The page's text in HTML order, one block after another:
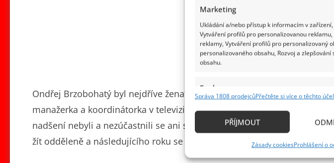
Marketing
Ukládání a/nebo přístup k informacím v
Vytváření profilů pro personalizovanou
reklamy, Vytváření profilů pro personalizovaný
personalizovaného obsahu, Rozvoj a
obsahu.
Funkce
Identifikace zařízení na základě automaticky
základě aktivně požadovaných
Správa 1808 prodejcůPřečtěte si více o těchto
PŘÍJMOUT
Zásady cookiesProhlášení o
Ondřej Brzobohatý byl nejdříve ženatý s Johanou Indrákovou. Ta
manažerka a koordinátorka v televizi Nova. Brali se v roce 2008, i když
nadšení nebyli a nezúčastnili se ani svatby. Manželství prakticky
žít odděleně a následujícího roku se rozvedli.